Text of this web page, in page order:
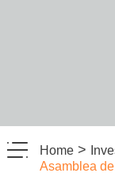
Home >
Asamblea